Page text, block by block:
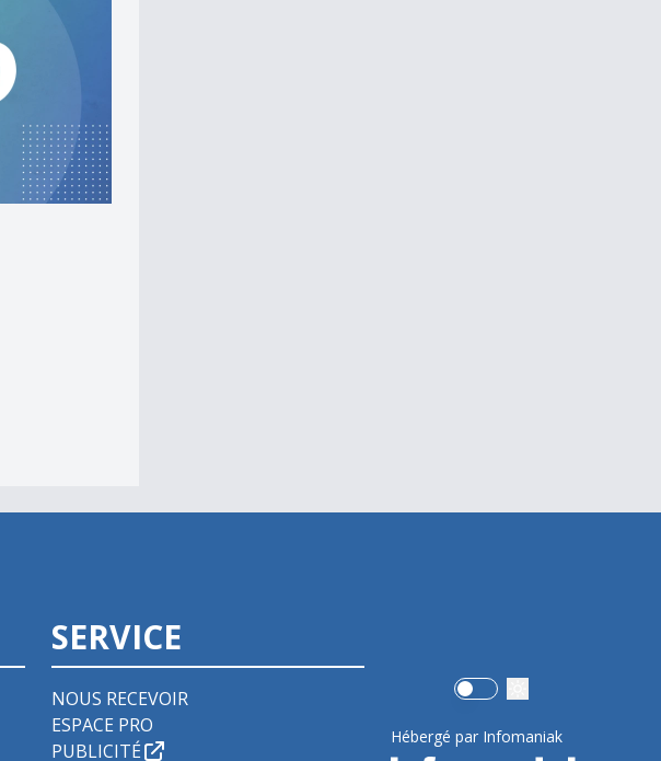
SERVICE
NOUS RECEVOIR
ESPACE PRO
PUBLICITÉ
Use setting
Hébergé par Infomaniak